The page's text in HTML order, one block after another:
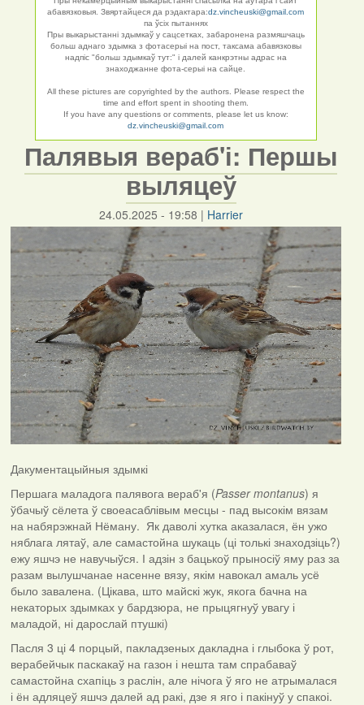
абавязковыя. Звяртайцеся да рэдактара:dz.vincheuski@gmail.com
па ўсіх пытаннях
Пры выкарыстанні здымкаў у сацсетках, забаронена размяшчаць
больш аднаго здымка з фотасерыі на пост, таксама абавязковы
надпіс "больш здымкаў тут:" і далей канкрэтны адрас на
знаходжанне фота-серыі на сайце.
All these pictures are copyrighted by the authors. Please respect the
time and effort spent in shooting them.
If you have any questions or comments, please let us know:
dz.vincheuski@gmail.com
Палявыя вераб'і: Першы
выляцеў
24.05.2025 - 19:58 | Harrier
Дакументацыйныя здымкі
Першага маладога палявога вераб'я (Passer montanus) я
ўбачыў сёлета ў своеасаблівым месцы - пад высокім вязам
на набярэжнай Нёману. Як даволі хутка аказалася, ён ужо
няблага лятаў, але самастойна шукаць (ці толькі знаходзіць?)
ежу яшчэ не навучыўся. І адзін з бацькоў прыносіў яму раз за
разам вылушчанае насенне вязу, якім навокал амаль усё
было завалена. (Цікава, што майскі жук, якога бачна на
некаторых здымках у бардзюра, не прыцягнуў увагу і
маладой, ні дарослай птушкі)
Пасля 3 ці 4 порцый, пакладзеных дакладна і глыбока ў рот,
верабейчык паскакаў на газон і нешта там спрабаваў
самастойна схапіць з раслін, але нічога ў яго не атрымалася
і ён адляцеў яшчэ далей ад ракі, дзе я яго і пакінуў у спакоі.